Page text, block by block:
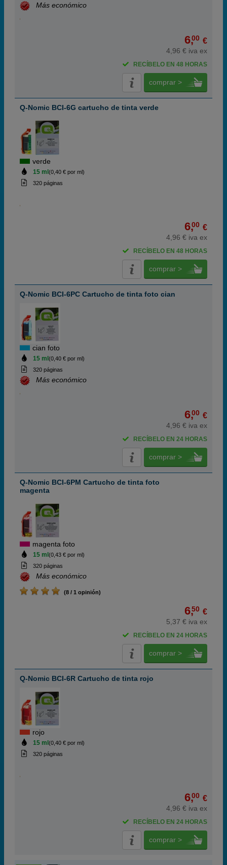
Más económico
6,00 €
4,96 € iva ex
RECÍBELO EN 48 HORAS
comprar >
Q-Nomic BCI-6G cartucho de tinta verde
verde
15 ml (0,40 € por ml)
320 páginas
6,00 €
4,96 € iva ex
RECÍBELO EN 48 HORAS
comprar >
Q-Nomic BCI-6PC Cartucho de tinta foto cian
cian foto
15 ml (0,40 € por ml)
320 páginas
Más económico
6,00 €
4,96 € iva ex
RECÍBELO EN 24 HORAS
comprar >
Q-Nomic BCI-6PM Cartucho de tinta foto
magenta
magenta foto
15 ml (0,43 € por ml)
320 páginas
Más económico
(8 / 1 opinión)
6,50 €
5,37 € iva ex
RECÍBELO EN 24 HORAS
comprar >
Q-Nomic BCI-6R Cartucho de tinta rojo
rojo
15 ml (0,40 € por ml)
320 páginas
6,00 €
4,96 € iva ex
RECÍBELO EN 24 HORAS
comprar >